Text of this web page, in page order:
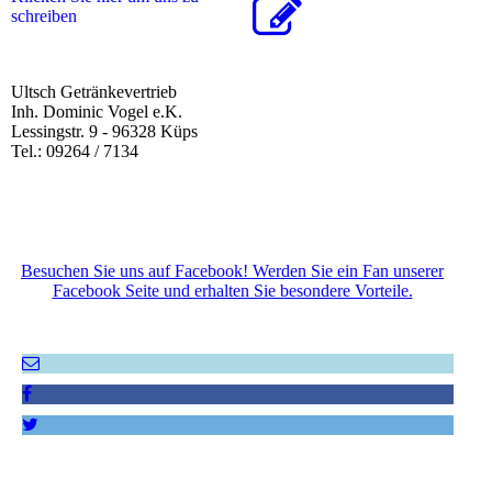
schreiben
Ultsch Getränkevertrieb
Inh. Dominic Vogel e.K.
Lessingstr. 9 - 96328 Küps
Tel.: 09264 / 7134
Besuchen Sie uns auf Facebook! Werden Sie ein Fan unserer
Facebook Seite und erhalten Sie besondere Vorteile.